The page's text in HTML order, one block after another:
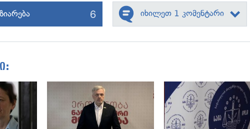
6 იხილეთ 1 კომენტარი
გადახედვა